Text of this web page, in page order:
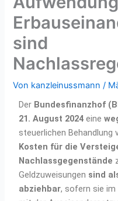
sind
Von kanzleinussmann/
Der Bundesfinanzhof
21. August 2024 eine
steuerlichen
Kosten für die
Nachlassgegenstände
Geldzuweisungen sind
abziehbar, sofern sie